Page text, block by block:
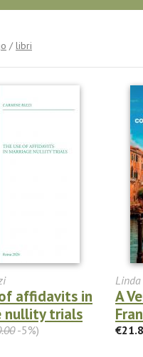
/ libri
affidavits in
nullity trials
-5%)
A